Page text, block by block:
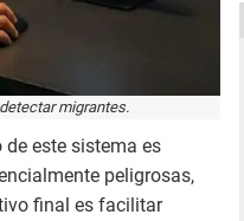
migrantes.
este sistema es
peligrosas,
final es facilitar